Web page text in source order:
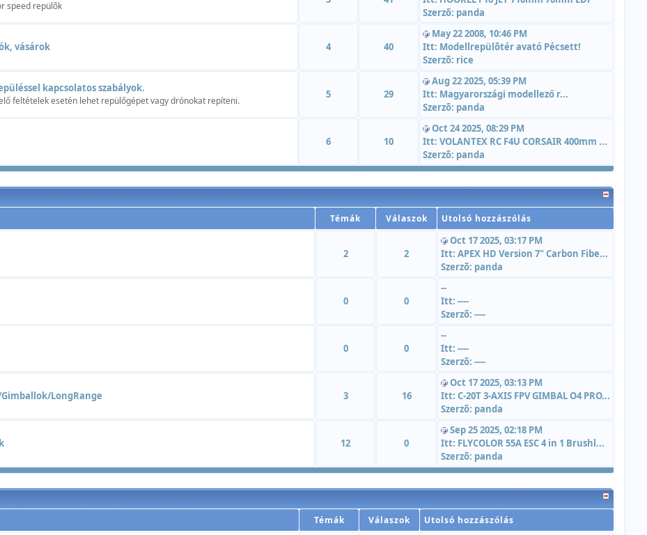
speed repülõk
Szerzõ: panda
vásárok 4 40
May 22 2008, 10:46 PM
Itt: Modellrepülõtér avató Pécsett!
Szerzõ: rice
kapcsolatos szabályok.
feltételek esetén lehet repülőgépet vagy drónokat repíteni.
5 29
Aug 22 2025, 05:39 PM
Itt: Magyarországi modellező r...
Szerzõ: panda
6 10
Oct 24 2025, 08:29 PM
Itt: VOLANTEX RC F4U CORSAIR 400mm ...
Szerzõ: panda
Témák Válaszok Utolsó hozzászólás
2 2
Oct 17 2025, 03:17 PM
Itt: APEX HD Version 7" Carbon Fibe...
Szerzõ: panda
0 0
--
Itt: ----
Szerzõ: ----
0 0
--
Itt: ----
Szerzõ: ----
LongRange 3 16
Oct 17 2025, 03:13 PM
Itt: C-20T 3-AXIS FPV GIMBAL O4 PRO...
Szerzõ: panda
12 0
Sep 25 2025, 02:18 PM
Itt: FLYCOLOR 55A ESC 4 in 1 Brushl...
Szerzõ: panda
Témák Válaszok Utolsó hozzászólás